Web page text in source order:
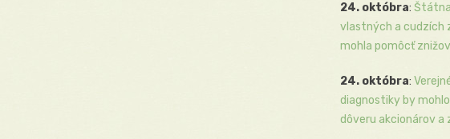
24. októbra:
vlastných a cudzích
mohla pomôcť
24. októbra:
diagnostiky by
dôveru akcionárov a